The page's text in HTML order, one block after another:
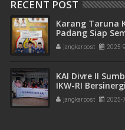
RECENT POST
Karang Taruna
Padang Siap
HUT ke-65 : Dari
Lapangan Hijau
jangkarpost 2025-
KAI Divre II
IKW-RI
Kepedulian
Panti Asuhan
jangkarpost 2025-